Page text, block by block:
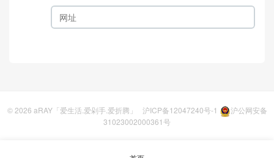
© 2026 aRAY「爱生活.爱剁手.爱折腾」 沪ICP备12047240号-1
沪公网安备
31023002000361号